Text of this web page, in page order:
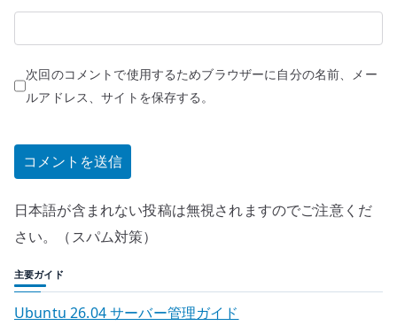
次回のコメントで使用するためブラウザーに自分の名前、メー
ルアドレス、サイトを保存する。
日本語が含まれない投稿は無視されますのでご注意くだ
さい。（スパム対策）
主要ガイド
Ubuntu 26.04 サーバー管理ガイド